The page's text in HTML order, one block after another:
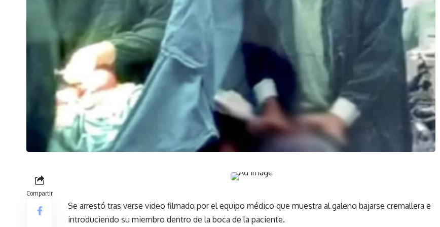
Compartir
Se arrestó tras verse video filmado por el equipo médico que muestra al galeno bajarse cremallera e
introduciendo su miembro dentro de la boca de la paciente.